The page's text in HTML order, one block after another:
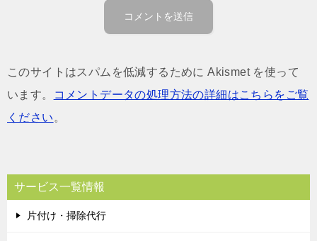
このサイトはスパムを低減するために Akismet を使って
います。
コメントデータの処理方法の詳細はこちらをご覧
ください 。
サービス一覧情報
片付け・掃除代行